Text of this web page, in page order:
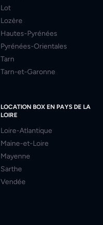
Lot
Lozère
Hautes-Pyrénées
Pyrénées-Orientales
Tarn
Tarn-et-Garonne
LOCATION BOX EN PAYS DE LA
LOIRE
Loire-Atlantique
Maine-et-Loire
Mayenne
Sarthe
Vendée